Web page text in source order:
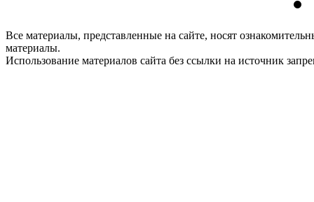
Все материалы, представленные на сайте, носят
материалы.
Использование материалов сайта без ссылки на источник